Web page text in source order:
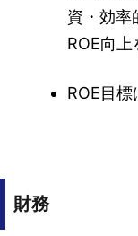
資・効率
ROE向上
ROE目標
財務